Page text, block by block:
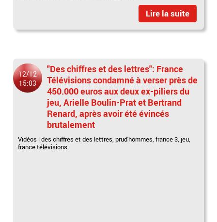
Lire la suite
12/12
15:03
"Des chiffres et des lettres": France
Télévisions condamné à verser près de
450.000 euros aux deux ex-piliers du
jeu, Arielle Boulin-Prat et Bertrand
Renard, après avoir été évincés
brutalement
Vidéos |des chiffres et des lettres, prud'hommes,france 3, jeu,
france télévisions